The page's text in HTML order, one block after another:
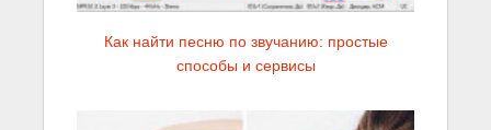
Как найти песню по звучанию: простые
способы и сервисы